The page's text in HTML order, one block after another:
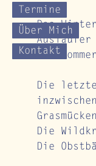
Termine
Über Mich
Kontakt
Das
Das
Die
Die
Die